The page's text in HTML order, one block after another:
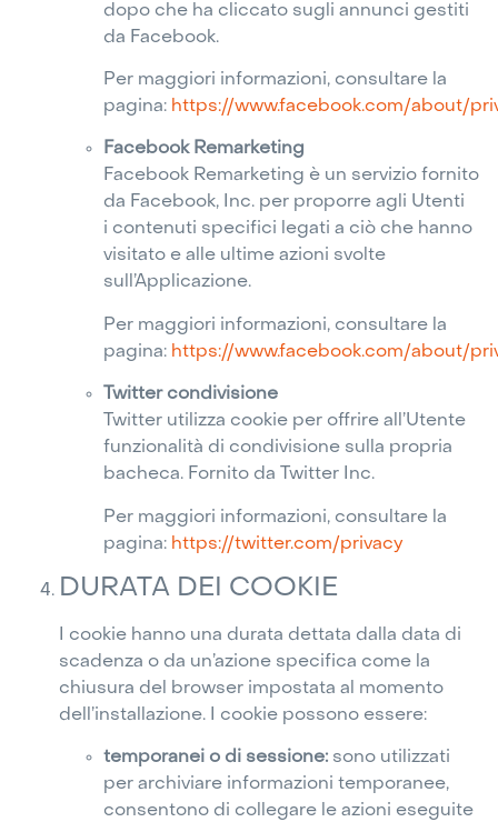
dopo che ha cliccato sugli annunci gestiti
da Facebook.
Per maggiori informazioni, consultare la
pagina: https://www.facebook.com/about/
Facebook Remarketing
Facebook Remarketing è un servizio fornito
da Facebook, Inc. per proporre agli Utenti
i contenuti specifici legati a ciò che hanno
visitato e alle ultime azioni svolte
sull’Applicazione.
Per maggiori informazioni, consultare la
pagina: https://www.facebook.com/about/
Twitter condivisione
Twitter utilizza cookie per offrire all’Utente
funzionalità di condivisione sulla propria
bacheca. Fornito da Twitter Inc.
Per maggiori informazioni, consultare la
pagina: https://twitter.com/privacy
DURATA DEI COOKIE
I cookie hanno una durata dettata dalla data di
scadenza o da un’azione specifica come la
chiusura del browser impostata al momento
dell’installazione. I cookie possono essere:
temporanei o di sessione: sono utilizzati
per archiviare informazioni temporanee,
consentono di collegare le azioni eseguite